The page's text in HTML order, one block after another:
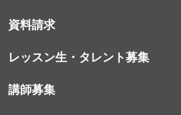
資料請求
レッスン生・タレント募集
講師募集